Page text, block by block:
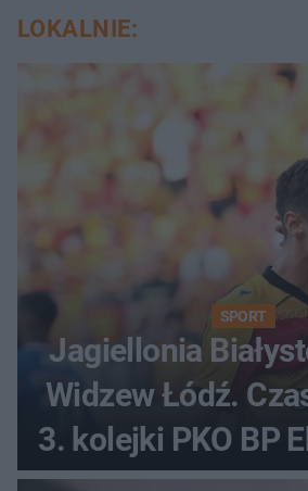
LOKALNIE:
SPORT
Jagiellonia
Widzew Łódź.
3. kolejki PKO BP